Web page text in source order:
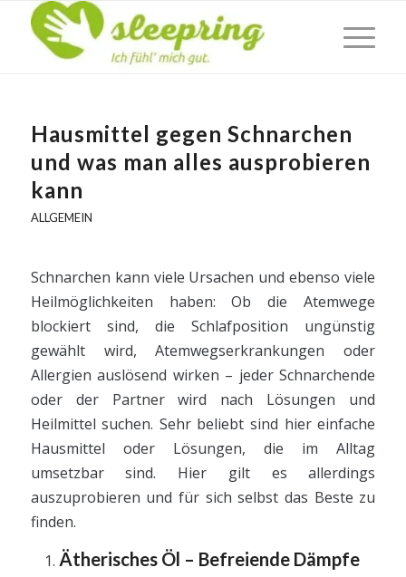
Hausmittel gegen Schnarchen
und was man alles ausprobieren
kann
ALLGEMEIN
Schnarchen kann viele Ursachen und ebenso viele
Heilmöglichkeiten haben: Ob die Atemwege
blockiert sind, die Schlafposition ungünstig
gewählt wird, Atemwegserkrankungen oder
Allergien auslösend wirken – jeder Schnarchende
oder der Partner wird nach Lösungen und
Heilmittel suchen. Sehr beliebt sind hier einfache
Hausmittel oder Lösungen, die im Alltag
umsetzbar sind. Hier gilt es allerdings
auszuprobieren und für sich selbst das Beste zu
finden.
Ätherisches Öl – Befreiende Dämpfe